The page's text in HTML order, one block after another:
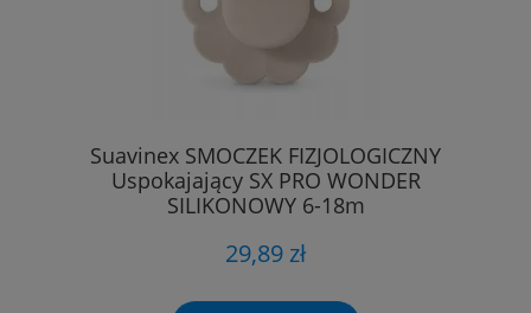
Suavinex SMOCZEK FIZJOLOGICZNY
Uspokajający SX PRO WONDER
SILIKONOWY 6-18m
29,89 zł